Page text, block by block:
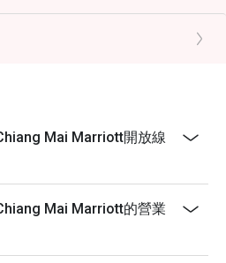
廣（例如萬豪旅享家會員優惠）
同餐廳點菜。* 用餐時間不超
天預訂。
Mai Marriott開放線
Mai Marriott的營業